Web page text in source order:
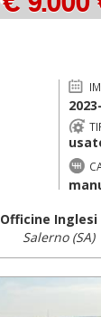
Officine Inglesi
Salerno (SA)